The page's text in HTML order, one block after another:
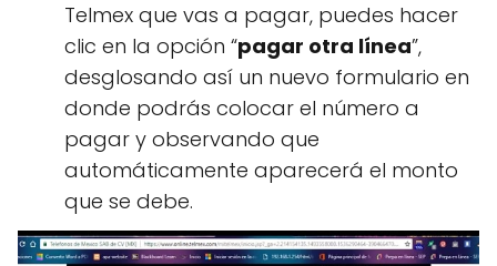
Telmex que vas a pagar, puedes hacer
clic en la opción “pagar otra línea”,
desglosando así un nuevo formulario en
donde podrás colocar el número a
pagar y observando que
automáticamente aparecerá el monto
que se debe.